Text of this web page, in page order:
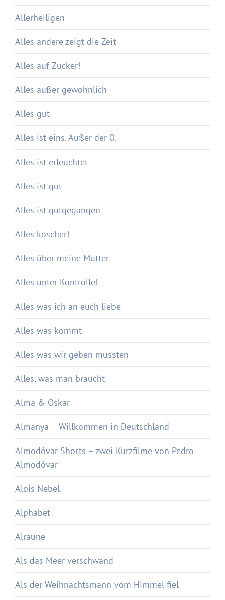
Allerheiligen
Alles andere zeigt die Zeit
Alles auf Zucker!
Alles außer gewöhnlich
Alles gut
Alles ist eins. Außer der 0.
Alles ist erleuchtet
Alles ist gut
Alles ist gutgegangen
Alles koscher!
Alles über meine Mutter
Alles unter Kontrolle!
Alles was ich an euch liebe
Alles was kommt
Alles was wir geben mussten
Alles, was man braucht
Alma & Oskar
Almanya – Willkommen in Deutschland
Almodóvar Shorts – zwei Kurzfilme von Pedro
Almodóvar
Alois Nebel
Alphabet
Alraune
Als das Meer verschwand
Als der Weihnachtsmann vom Himmel fiel